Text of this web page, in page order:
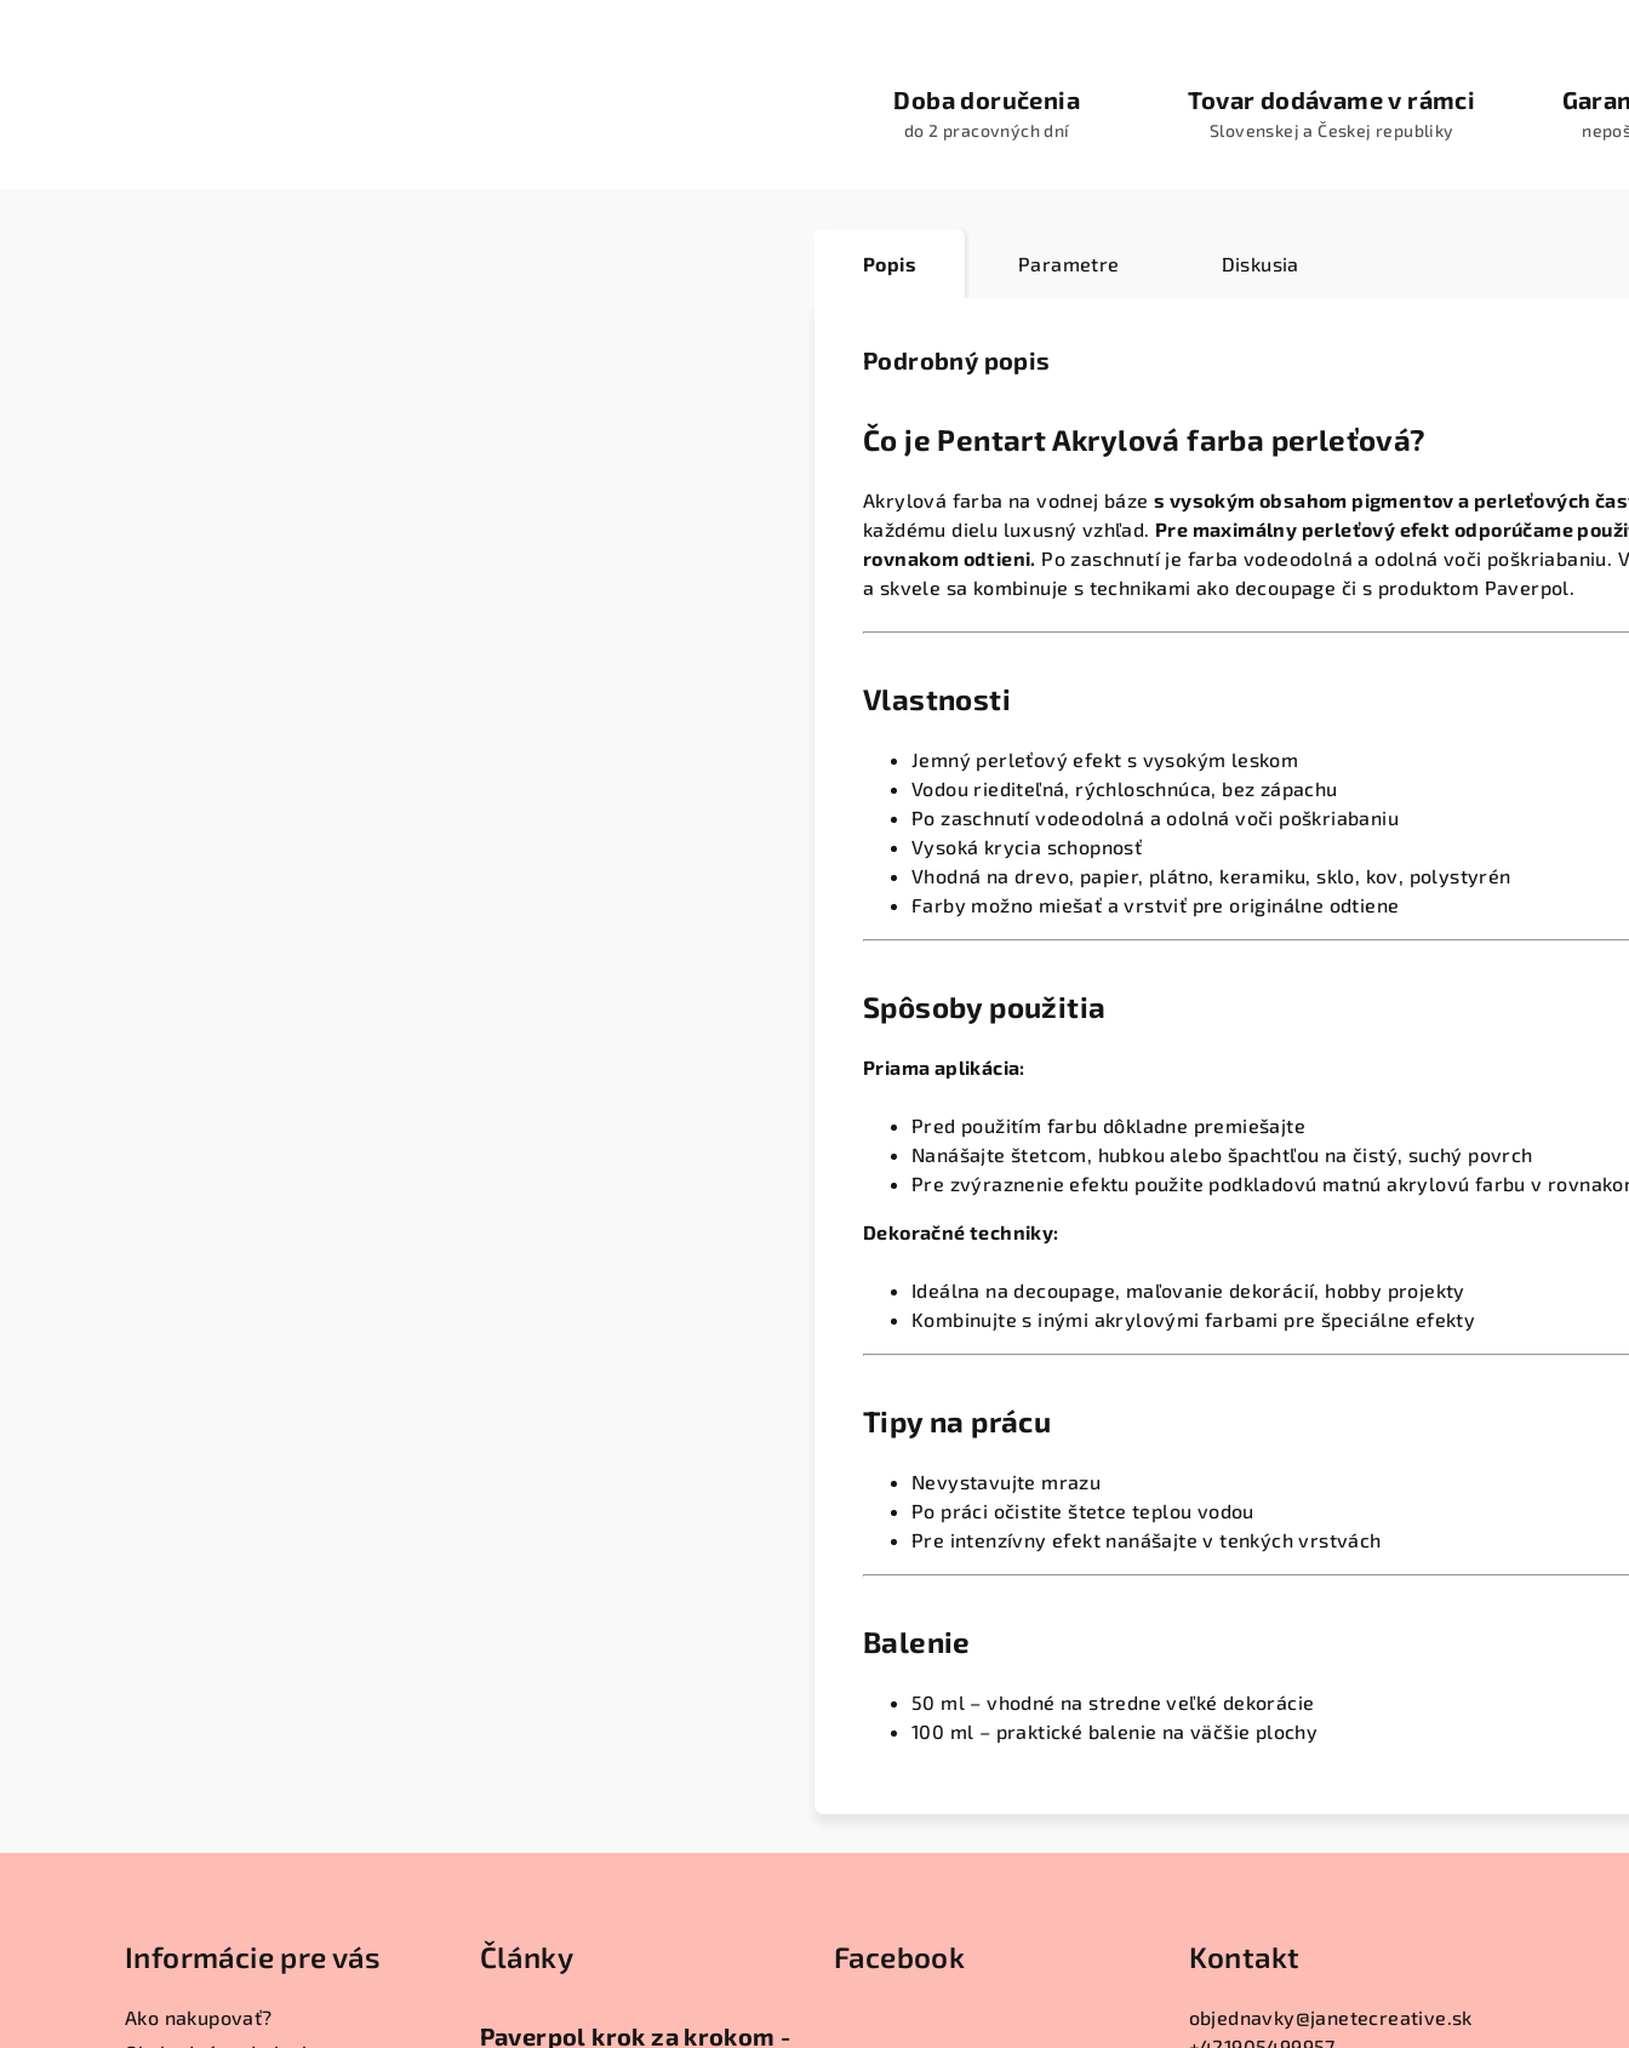
Doba doručenia
do 2 pracovných dní
Tovar dodávame v rámci
Slovenskej a Českej republiky
Popis Parametre Diskusia
Podrobný popis
Čo je Pentart Akrylová farba perleťová?
Akrylová farba na vodnej báze s vysokým obsahom pigmentov a perleťových
každému dielu luxusný vzhľad. Pre maximálny perleťový efekt odporúčame
rovnakom odtieni. Po zaschnutí je farba vodeodolná a odolná voči poškriabaniu.
a skvele sa kombinuje s technikami ako decoupage či s produktom Paverpol.
Vlastnosti
Jemný perleťový efekt s vysokým leskom
Vodou riediteľná, rýchloschnúca, bez zápachu
Po zaschnutí vodeodolná a odolná voči poškriabaniu
Vysoká krycia schopnosť
Vhodná na drevo, papier, plátno, keramiku, sklo, kov, polystyrén
Farby možno miešať a vrstviť pre originálne odtiene
Spôsoby použitia
Priama aplikácia:
Pred použitím farbu dôkladne premiešajte
Nanášajte štetcom, hubkou alebo špachtľou na čistý, suchý povrch
Pre zvýraznenie efektu použite podkladovú matnú akrylovú farbu v
Dekoračné techniky:
Ideálna na decoupage, maľovanie dekorácií, hobby projekty
Kombinujte s inými akrylovými farbami pre špeciálne efekty
Tipy na prácu
Nevystavujte mrazu
Po práci očistite štetce teplou vodou
Pre intenzívny efekt nanášajte v tenkých vrstvách
Balenie
50 ml – vhodné na stredne veľké dekorácie
100 ml – praktické balenie na väčšie plochy
Informácie pre vás
Ako nakupovať?
Články
Paverpol krok za krokom -
Facebook Kontakt
objednavky@janetecreative.sk